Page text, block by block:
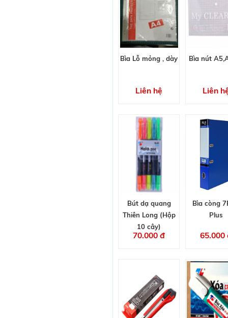
Bìa Lỗ mỏng , dày
Liên hệ
Bìa nút
Liên
Bút dạ quang
Thiên Long (Hộp
10 cây)
70.000 đ
Bìa còng
Plus
65.000